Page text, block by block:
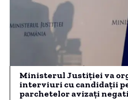
Ministerul Justiției va
interviuri cu candidații
parchetelor avizați